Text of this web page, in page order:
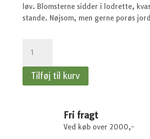
løv. Blomsterne sidder i lodrette,
stande. Nøjsom, men gerne porøs
Spind-
-
Hør,Tilføj til kurv
Fri fragt
Ved køb over 2000,-